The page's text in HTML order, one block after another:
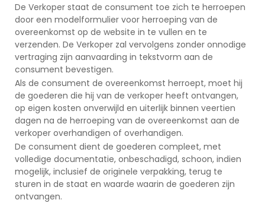
De Verkoper staat de consument toe zich te herroepen
door een modelformulier voor herroeping van de
overeenkomst op de website in te vullen en te
verzenden. De Verkoper zal vervolgens zonder onnodige
vertraging zijn aanvaarding in tekstvorm aan de
consument bevestigen.
Als de consument de overeenkomst herroept, moet hij
de goederen die hij van de verkoper heeft ontvangen,
op eigen kosten onverwijld en uiterlijk binnen veertien
dagen na de herroeping van de overeenkomst aan de
verkoper overhandigen of overhandigen.
De consument dient de goederen compleet, met
volledige documentatie, onbeschadigd, schoon, indien
mogelijk, inclusief de originele verpakking, terug te
sturen in de staat en waarde waarin de goederen zijn
ontvangen.